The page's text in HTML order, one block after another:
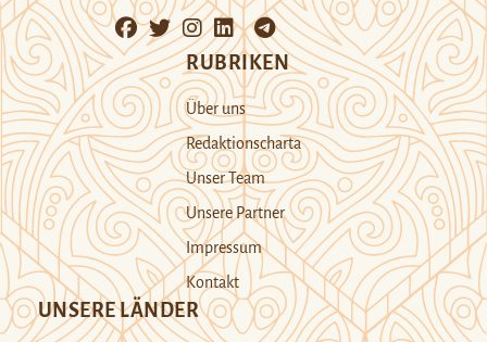
RUBRIKEN
Über uns
Redaktionscharta
Unser Team
Unsere Partner
Impressum
Kontakt
UNSERE LÄNDER